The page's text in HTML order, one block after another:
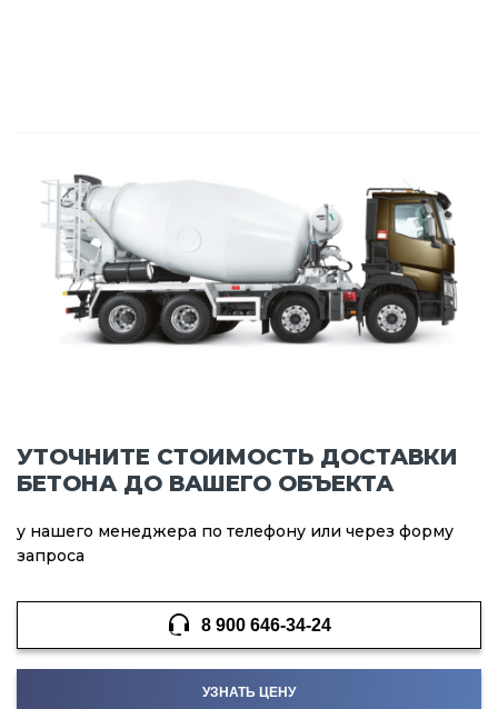
УТОЧНИТЕ СТОИМОСТЬ ДОСТАВКИ
БЕТОНА ДО ВАШЕГО ОБЪЕКТА
у нашего менеджера по телефону или через форму
запроса
8 900 646-34-24
УЗНАТЬ ЦЕНУ